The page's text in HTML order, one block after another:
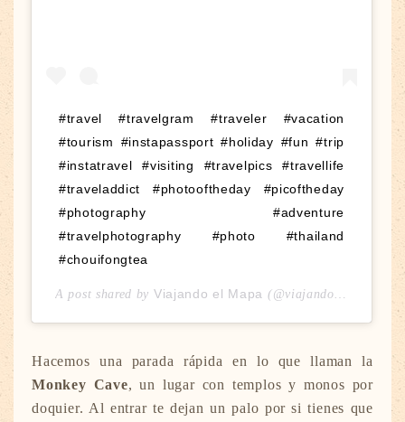
#travel #travelgram #traveler #vacation
#tourism #instapassport #holiday #fun #trip
#instatravel #visiting #travelpics #travellife
#traveladdict #photooftheday #picoftheday
#photography #adventure
#travelphotography #photo #thailand
#chouifongtea
A post shared by Viajando el Mapa (@viajandoelmapa) on
Hacemos una parada rápida en lo que llaman la
Monkey Cave, un lugar con templos y monos por
doquier. Al entrar te dejan un palo por si tienes que